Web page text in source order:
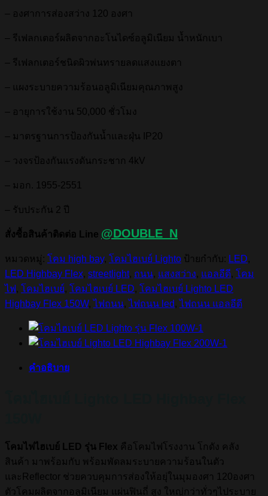
– องศาการส่องสว่าง 120 องศา
– รีเฟลกเตอร์ผลิตจากอะโนไดซ์อลูมิเนียม น้ำหนักเบา
– รีเฟลกเตอร์ชนิดผิวพ่นทรายลดแสงแยงตา
– แผงระบายความร้อนอลูมิเนียมคุณภาพสูง
– อายุการใช้งาน 50,000 ชั่วโมง
– มาตรฐานการป้องกันน้ำและฝุ่น IP20
– วงจรป้องกันแรงดันกระชาก 4kV
– มอก. 1955-2551
– รับประกัน 2 ปี
สั่งซื้อสินค้าติดต่อ Line @DOUBLE_N
หมวดหมู่: โคม high bay, โคมไฮเบย์ Lighto ป้ายกำกับ: LED,
LED Highbay Flex, streetlight, ถนน, แสงสว่าง, แอลอีดี, โคม
ไฟ , โคมไฮเบย์, โคมไฮเบย์ LED, โคมไฮเบย์ Lighto LED
Highbay Flex 150W,ไฟถนน,ไฟถนน led ,ไฟถนน แอลอีดี
คำอธิบาย
โคมไฟไฮเบย์ LED รุ่น Flex คือโคมไฟโรงงาน โกดัง คลัง
สินค้า มาพร้อมกับ พร้อมพัดลมระบายความร้อนในตัว
และReflector ช่วยควบคุมการส่องให้อยุ่ในมุมองศา 120องศา
ตัวโคมผลิตจากอลูมิเนียม แผ่นฟินถี่ สูง ใหญ่กว่าทั่วๆไประบาย